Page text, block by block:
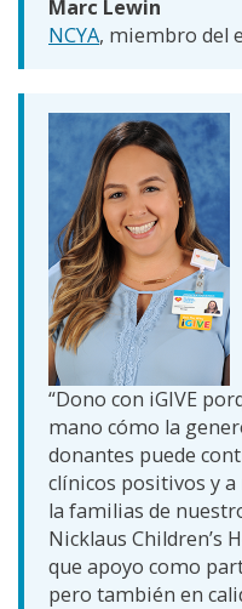
Marc Lewin
NCYA, miembro del
“Dono con iGIVE
mano cómo la
donantes puede
clínicos positivos y
la familias de
Nicklaus Children’s
que apoyo como
pero también en